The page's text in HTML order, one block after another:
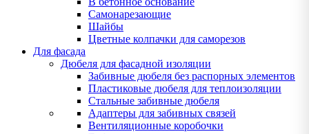
Самонарезающие
Шайбы
Цветные колпачки для саморезов
Для фасада
Дюбеля для фасадной изоляции
Забивные дюбеля без распорных элементов
Пластиковые дюбеля для теплоизоляции
Стальные забивные дюбеля
Адаптеры для забивных связей
Вентиляционные коробочки